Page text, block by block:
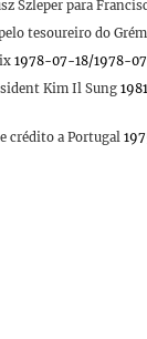
Szleper para
tesoureiro do
1978-07-18/1978-
Kim Il Sung
crédito a Portugal